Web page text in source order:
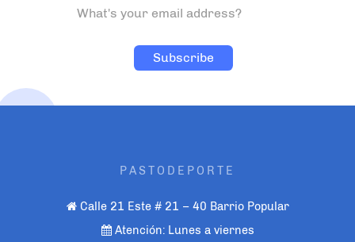
PASTODEPORTE
Calle 21 Este # 21 – 40 Barrio Popular
Atención: Lunes a viernes